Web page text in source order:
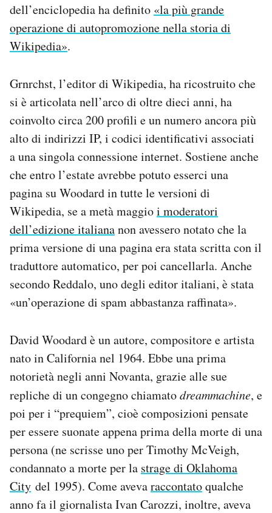
dell’enciclopedia ha definito «la più grande
operazione di autopromozione nella storia di
Wikipedia».
Grnrchst, l’editor di Wikipedia, ha ricostruito che
si è articolata nell’arco di oltre dieci anni, ha
coinvolto circa 200 profili e un numero ancora più
alto di indirizzi IP, i codici identificativi associati
a una singola connessione internet. Sostiene anche
che entro l’estate avrebbe potuto esserci una
pagina su Woodard in tutte le versioni di
Wikipedia, se a metà maggioi moderatori
dell’edizione italiananon avessero notato che la
prima versione di una pagina era stata scritta con il
traduttore automatico, per poi cancellarla. Anche
secondo Reddalo, uno degli editor italiani, è stata
«un’operazione di spam abbastanza raffinata».
David Woodard è un autore, compositore e artista
nato in California nel 1964. Ebbe una prima
notorietà negli anni Novanta, grazie alle sue
repliche di un congegno chiamatodreammachine, e
poi per i “prequiem”, cioè composizioni pensate
per essere suonate appena prima della morte di una
persona (ne scrisse uno per Timothy McVeigh,
condannato a morte per la strage di Oklahoma
City del 1995). Come avevaraccontatoqualche
anno fa il giornalista Ivan Carozzi, inoltre, aveva